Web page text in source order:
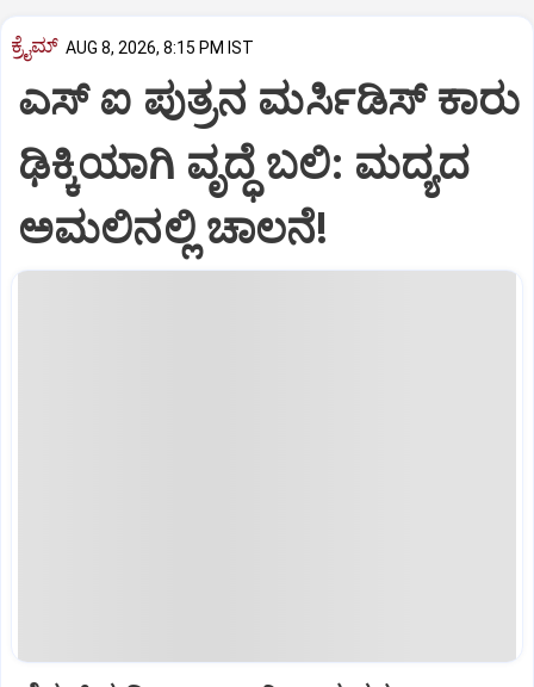
ಕ್ರೈಮ್ AUG 8, 2026, 8:15 PM IST
ಎಸ್ ಐ ಪುತ್ರನ ಮರ್ಸಿಡಿಸ್‌ ಕಾರು
ಢಿಕ್ಕಿಯಾಗಿ ವೃದ್ಧೆ ಬಲಿ: ಮದ್ಯದ
ಅಮಲಿನಲ್ಲಿ ಚಾಲನೆ!